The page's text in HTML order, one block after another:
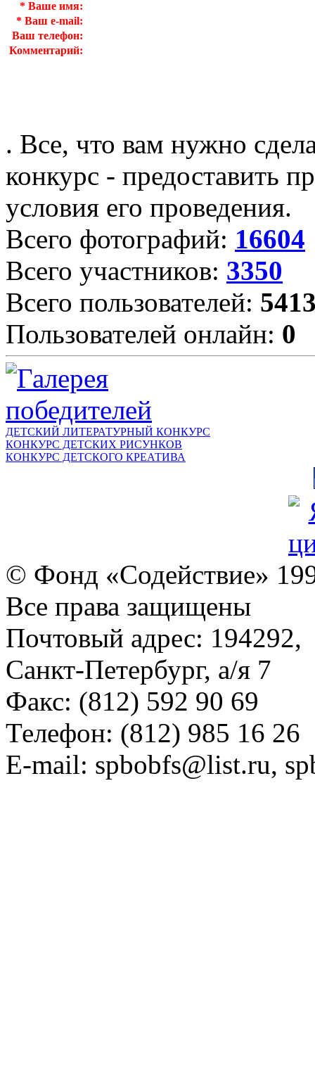
* Ваше имя:
* Ваш e-mail:
Ваш телефон:
Комментарий:
. Все, что вам нужно
конкурс - предоставить
условия его проведения.
Всего фотографий: 16604
Всего участников: 3350
Всего пользователей:
Пользователей онлайн: 0
ДЕТСКИЙ ЛИТЕРАТУРНЫЙ КОНКУРС
КОНКУРС ДЕТСКИХ РИСУНКОВ
КОНКУРС ДЕТСКОГО КРЕАТИВА
© Фонд «Содействие»
Все права защищены
Почтовый адрес: 194292,
Санкт-Петербург, а/я 7
Факс: (812) 592 90 69
Телефон: (812) 985 16 26
E-mail: spbobfs@list.ru,